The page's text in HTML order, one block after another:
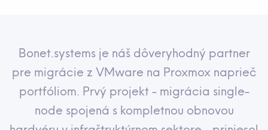
Bonet.systems je náš dôveryhodný partner
pre migrácie z VMware na Proxmox naprieč
portfóliom. Prvý projekt - migrácia single-
node spojená s kompletnou obnovou